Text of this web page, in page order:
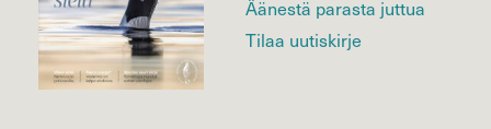
Äänestä parasta juttua
Tilaa uutiskirje